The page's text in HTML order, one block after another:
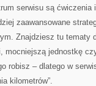
serwisu są
zaawansowane
Znajdziesz tu tematy
mocniejszą jednostkę
robisz – dlatego w
kilometrów”.